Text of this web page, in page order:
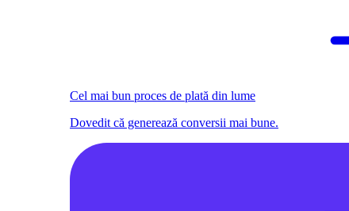
Cel mai bun proces de plată din lume
Dovedit că generează conversii mai bune.